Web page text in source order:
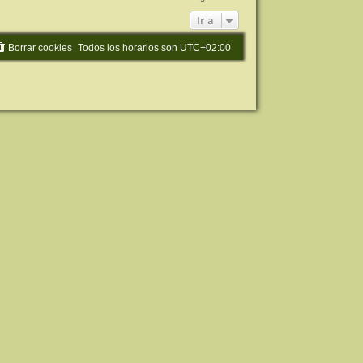
Ir a
Todos los horarios son UTC+02:00
Borrar cookies